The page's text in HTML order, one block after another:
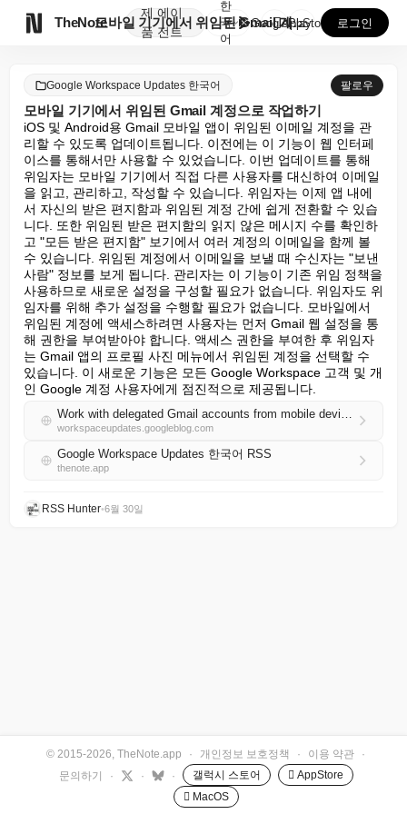
TheNote
제
품
에이
전트
모바일 기기에서 위임된 Gmail 계정으로 작업하기
한
국
어
GooglePlay
AppStore 로그인
Google Workspace Updates 한국어 팔로우
모바일 기기에서 위임된 Gmail 계정으로 작업하기
iOS 및 Android용 Gmail 모바일 앱이 위임된 이메일 계정을 관
리할 수 있도록 업데이트됩니다. 이전에는 이 기능이 웹 인터페
이스를 통해서만 사용할 수 있었습니다. 이번 업데이트를 통해
위임자는 모바일 기기에서 직접 다른 사용자를 대신하여 이메일
을 읽고, 관리하고, 작성할 수 있습니다. 위임자는 이제 앱 내에
서 자신의 받은 편지함과 위임된 계정 간에 쉽게 전환할 수 있습
니다. 또한 위임된 받은 편지함의 읽지 않은 메시지 수를 확인하
고 "모든 받은 편지함" 보기에서 여러 계정의 이메일을 함께 볼
수 있습니다. 위임된 계정에서 이메일을 보낼 때 수신자는 "보낸
사람" 정보를 보게 됩니다. 관리자는 이 기능이 기존 위임 정책을
사용하므로 새로운 설정을 구성할 필요가 없습니다. 위임자도 위
임자를 위해 추가 설정을 수행할 필요가 없습니다. 모바일에서
위임된 계정에 액세스하려면 사용자는 먼저 Gmail 웹 설정을 통
해 권한을 부여받아야 합니다. 액세스 권한을 부여한 후 위임자
는 Gmail 앱의 프로필 사진 메뉴에서 위임된 계정을 선택할 수
있습니다. 이 새로운 기능은 모든 Google Workspace 고객 및 개
인 Google 계정 사용자에게 점진적으로 제공됩니다.
Work with delegated Gmail accounts from mobile devices
workspaceupdates.googleblog.com
Google Workspace Updates 한국어 RSS
thenote.app
RSS Hunter•6월 30일
© 2015-2026, TheNote.app · 개인정보 보호정책 · 이용 약관
·
문의하기
· · · 갤럭시 스토어
 AppStore
 MacOS